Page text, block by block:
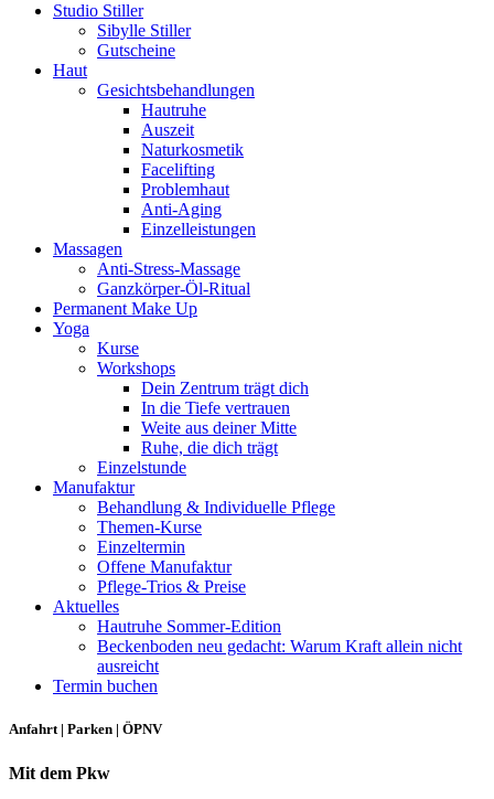
Studio Stiller
Sibylle Stiller
Gutscheine
Haut
Gesichtsbehandlungen
Hautruhe
Auszeit
Naturkosmetik
Facelifting
Problemhaut
Anti-Aging
Einzelleistungen
Massagen
Anti-Stress-Massage
Ganzkörper-Öl-Ritual
Permanent Make Up
Yoga
Kurse
Workshops
Dein Zentrum trägt dich
In die Tiefe vertrauen
Weite aus deiner Mitte
Ruhe, die dich trägt
Einzelstunde
Manufaktur
Behandlung & Individuelle Pflege
Themen-Kurse
Einzeltermin
Offene Manufaktur
Pflege-Trios & Preise
Aktuelles
Hautruhe Sommer-Edition
Beckenboden neu gedacht: Warum Kraft allein nicht
ausreicht
Termin buchen
Anfahrt | Parken | ÖPNV
Mit dem Pkw